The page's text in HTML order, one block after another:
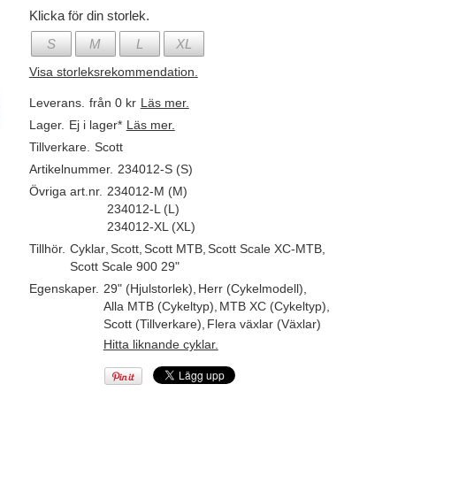
Klicka för din storlek.
S
M L XL
Visa storleksrekommendation.
Leverans. från 0 kr Läs mer.
Lager. Ej i lager* Läs mer.
Tillverkare. Scott
Artikelnummer. 234012-S (S)
Övriga art.nr. 234012-M (M)
234012-L (L)
234012-XL (XL)
Tillhör. Cyklar, Scott, Scott MTB, Scott Scale XC-MTB,
Scott Scale 900 29"
Egenskaper. 29" (Hjulstorlek) Herr (Cykelmodell)
Alla MTB (Cykeltyp) MTB XC (Cykeltyp)
Scott (Tillverkare) Flera växlar (Växlar)
Hitta liknande cyklar.